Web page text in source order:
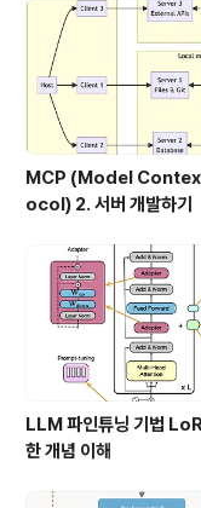
MCP (Model
ocol) 2. 서버 개발하기
LLM 파인튜닝 기법
한 개념 이해